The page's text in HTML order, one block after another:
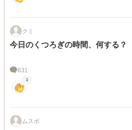
クミ
今日のくつろぎの時間、何する？
631
1
ムスボ